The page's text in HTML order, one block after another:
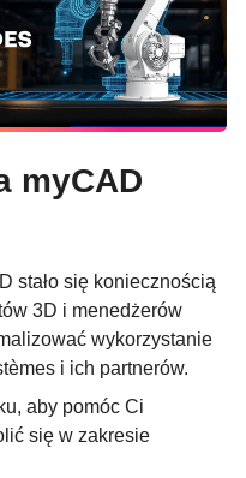
myCAD
stało się koniecznością
3D i menedżerów
wykorzystanie
i ich partnerów.
aby pomóc Ci
się w zakresie